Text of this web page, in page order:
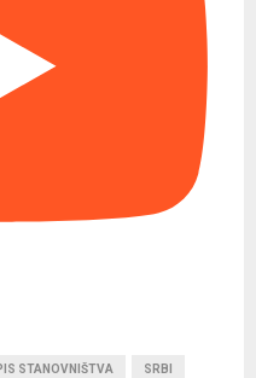
STANOVNIŠTVA SRBI